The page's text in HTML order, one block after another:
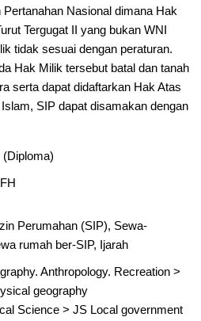
Pertanahan Nasional dimana Hak
Tergugat II yang bukan WNI
tidak sesuai dengan peraturan.
Hak Milik tersebut batal dan tanah
serta dapat didaftarkan Hak Atas
SIP dapat disamakan dengan
Perumahan (SIP), Sewa-
rumah ber-SIP, Ijarah
Anthropology. Recreation>
geography
Science> JS Local government